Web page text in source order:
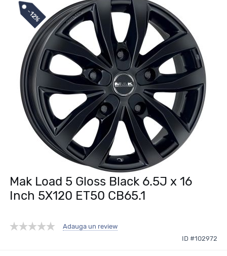
-12%
Mak Load 5 Gloss Black 6.5J x 16
Inch 5X120 ET50 CB65.1
Adauga un review
ID #102972